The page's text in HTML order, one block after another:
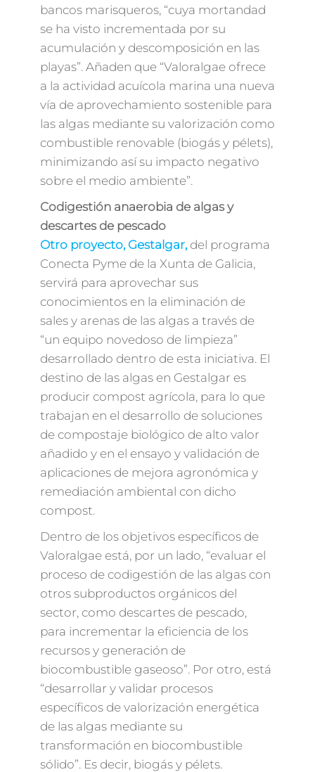
bancos marisqueros, “cuya mortandad
se ha visto incrementada por su
acumulación y descomposición en las
playas”. Añaden que “Valoralgae ofrece
a la actividad acuícola marina una nueva
vía de aprovechamiento sostenible para
las algas mediante su valorización como
combustible renovable (biogás y pélets),
minimizando así su impacto negativo
sobre el medio ambiente”.
Codigestión anaerobia de algas y
descartes de pescado
Otro proyecto, Gestalgar, del programa
Conecta Pyme de la Xunta de Galicia,
servirá para aprovechar sus
conocimientos en la eliminación de
sales y arenas de las algas a través de
“un equipo novedoso de limpieza”
desarrollado dentro de esta iniciativa. El
destino de las algas en Gestalgar es
producir compost agrícola, para lo que
trabajan en el desarrollo de soluciones
de compostaje biológico de alto valor
añadido y en el ensayo y validación de
aplicaciones de mejora agronómica y
remediación ambiental con dicho
compost.
Dentro de los objetivos específicos de
Valoralgae está, por un lado, “evaluar el
proceso de codigestión de las algas con
otros subproductos orgánicos del
sector, como descartes de pescado,
para incrementar la eficiencia de los
recursos y generación de
biocombustible gaseoso”. Por otro, está
“desarrollar y validar procesos
específicos de valorización energética
de las algas mediante su
transformación en biocombustible
sólido”. Es decir, biogás y pélets.